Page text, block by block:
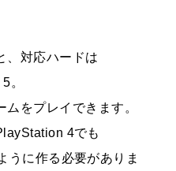
、対応ハードは
。
をプレイできます。
4でも
うに作る必要がありま